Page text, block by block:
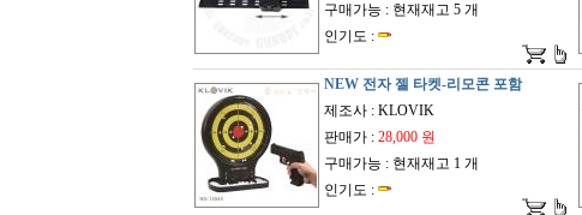
구매가능 : 현재재고 5 개
인기도 :
NEW 전자 젤 타켓-리모콘 포함
제조사 : KLOVIK
판매가 : 28,000 원
구매가능 : 현재재고 1 개
인기도 :